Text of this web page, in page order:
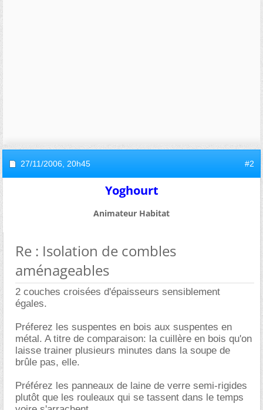
27/11/2006, 20h45 #2
Yoghourt
Animateur Habitat
Re : Isolation de combles
aménageables
2 couches croisées d'épaisseurs sensiblement
égales.
Préferez les suspentes en bois aux suspentes en
métal. A titre de comparaison: la cuillère en bois qu'on
laisse trainer plusieurs minutes dans la soupe de
brûle pas, elle.
Préférez les panneaux de laine de verre semi-rigides
plutôt que les rouleaux qui se tassent dans le temps